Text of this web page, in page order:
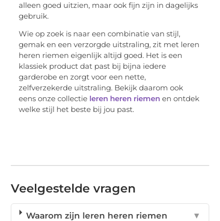
alleen goed uitzien, maar ook fijn zijn in dagelijks
gebruik.
Wie op zoek is naar een combinatie van stijl,
gemak en een verzorgde uitstraling, zit met leren
heren riemen eigenlijk altijd goed. Het is een
klassiek product dat past bij bijna iedere
garderobe en zorgt voor een nette,
zelfverzekerde uitstraling. Bekijk daarom ook
eens onze collectie leren heren riemen en ontdek
welke stijl het beste bij jou past.
Veelgestelde vragen
Waarom zijn leren heren riemen
▼